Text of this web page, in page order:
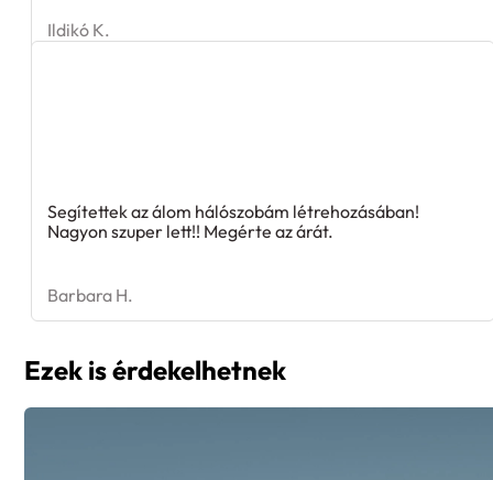
Ildikó K.
Segítettek az álom hálószobám létrehozásában!
Nagyon szuper lett!! Megérte az árát.
Barbara H.
Ezek is érdekelhetnek